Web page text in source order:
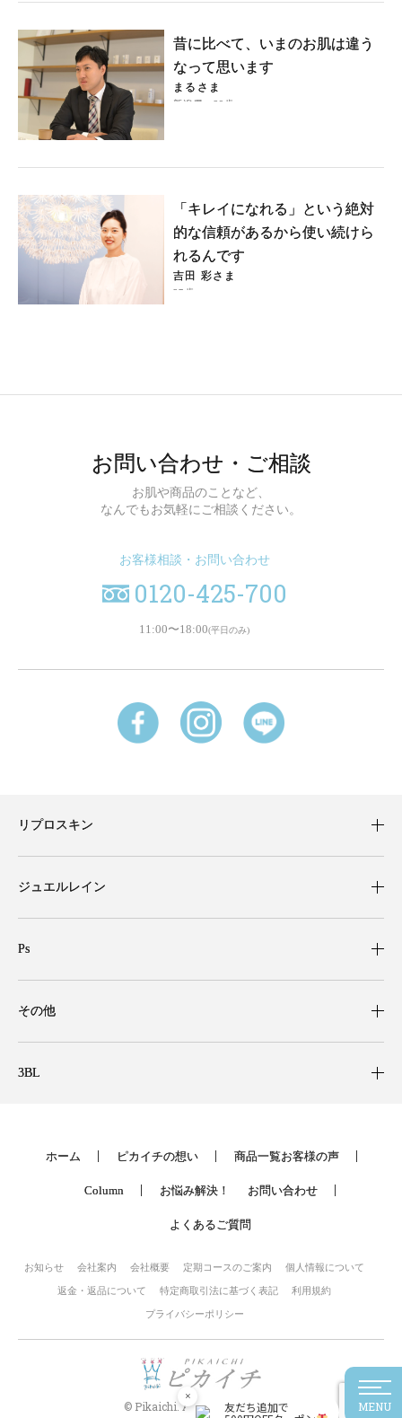
MENU
昔に比べて、いまのお肌は違う
なって思います
まるさま
新潟県・39歳
「キレイになれる」という絶対
的な信頼があるから使い続けら
れるんです
吉田 彩さま
27歳
お問い合わせ・ご相談
お肌や商品のことなど、
なんでもお気軽にご相談ください。
お客様相談・お問い合わせ
0120-425-700
11:00〜18:00(平日のみ)
リプロスキン
ジュエルレイン
Ps
その他
3BL
ホーム ピカイチの想い 商品一覧お客様の声
Column お悩み解決！ お問い合わせ
よくあるご質問
お知らせ 会社案内 会社概要 定期コースのご案内 個人情報について
返金・返品について 特定商取引法に基づく表記 利用規約
プライバシーポリシー
© Pikaichi. All rights reserved.
友だち追加で
×